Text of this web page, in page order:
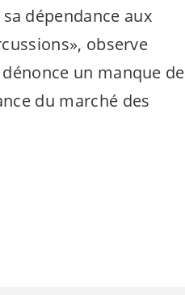
dépendance aux
observe
un manque de
du marché des